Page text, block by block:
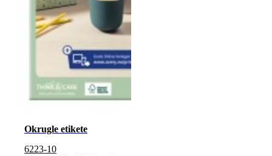
Okrugle etikete
6223-10